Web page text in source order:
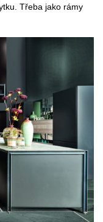
Třeba jako rámy